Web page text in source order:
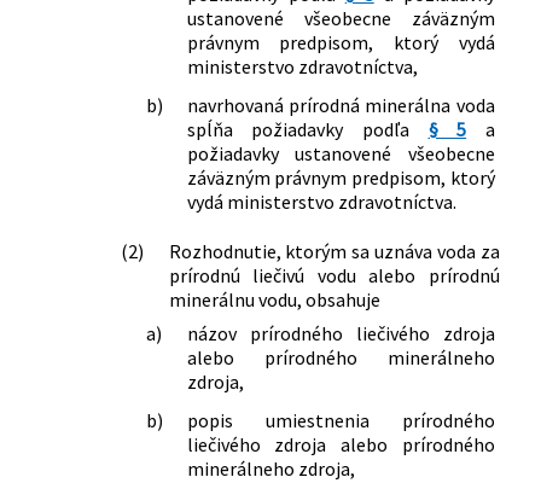
ustanovené všeobecne záväzným
právnym predpisom, ktorý vydá
ministerstvo zdravotníctva,
b)
navrhovaná prírodná minerálna voda
spĺňa požiadavky podľa § 5 a
požiadavky ustanovené všeobecne
záväzným právnym predpisom, ktorý
vydá ministerstvo zdravotníctva.
(2)
Rozhodnutie, ktorým sa uznáva voda za
prírodnú liečivú vodu alebo prírodnú
minerálnu vodu, obsahuje
a)
názov prírodného liečivého zdroja
alebo prírodného minerálneho
zdroja,
b)
popis umiestnenia prírodného
liečivého zdroja alebo prírodného
minerálneho zdroja,